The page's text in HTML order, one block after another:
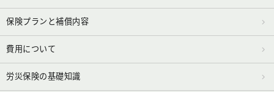
保険プランと補償内容
費用について
労災保険の基礎知識